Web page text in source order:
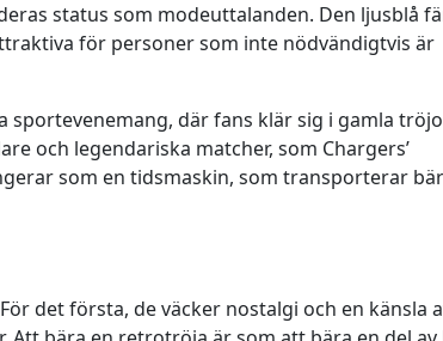
status som modeuttalanden. Den ljusblå
för personer som inte nödvändigtvis är
sportevenemang, där fans klär sig i gamla
och legendariska matcher, som Chargers’
som en tidsmaskin, som transporterar
det första, de väcker nostalgi och en känsla